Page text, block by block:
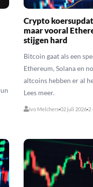
Crypto
maar vooral
stijgen hard
Bitcoin gaat als een
Ethereum, Solana en
altcoins hebben er al
Lees meer.
Ivo Melchers 02 juli 2026 2